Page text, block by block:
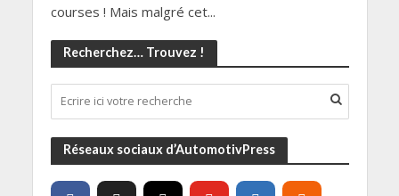
courses ! Mais malgré cet...
Recherchez… Trouvez !
Réseaux sociaux d’AutomotivPress